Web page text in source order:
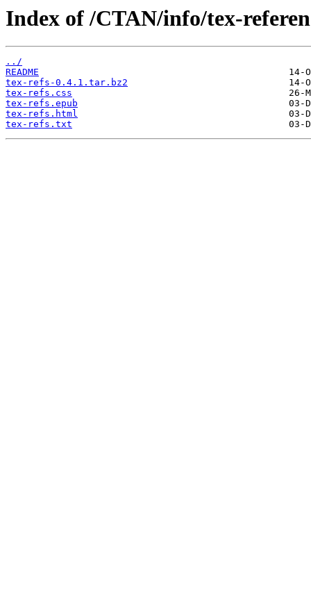
Index of /CTAN/info/tex-
../
README
tex-refs-0.4.1.tar.bz2
tex-refs.css
tex-refs.epub
tex-refs.html
tex-refs.txt